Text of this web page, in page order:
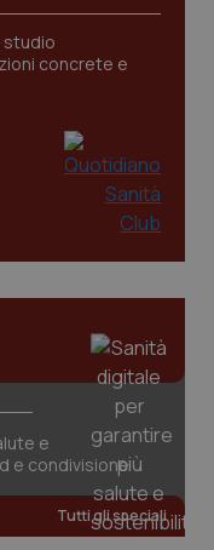
studio
concrete e
e
e condivisione
Tutti gli speciali
www.quotidianosanita.it